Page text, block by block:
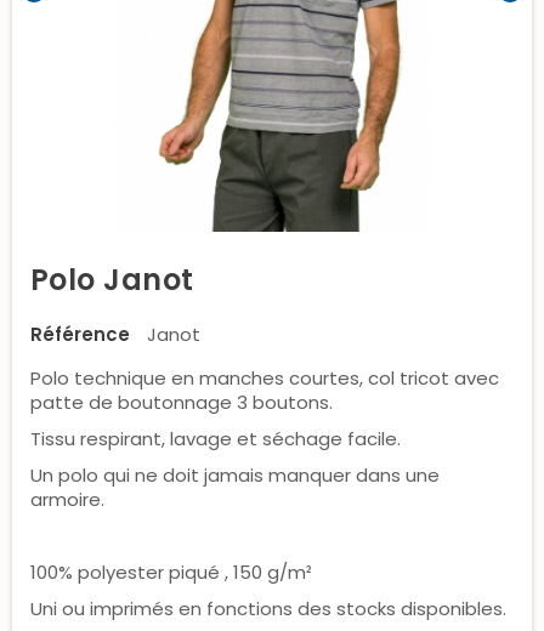
Polo Janot
Référence
Janot
Polo technique en manches courtes, col tricot avec
patte de boutonnage 3 boutons.
Tissu respirant, lavage et séchage facile.
Un polo qui ne doit jamais manquer dans une
armoire.
100% polyester piqué , 150 g/m²
Uni ou imprimés en fonctions des stocks disponibles.